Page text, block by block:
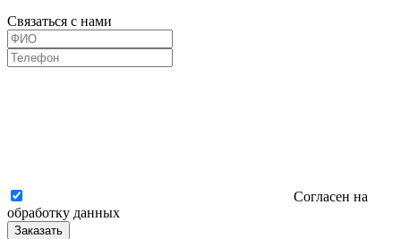
Связаться с нами
Согласен на
обработку данных
Заказать